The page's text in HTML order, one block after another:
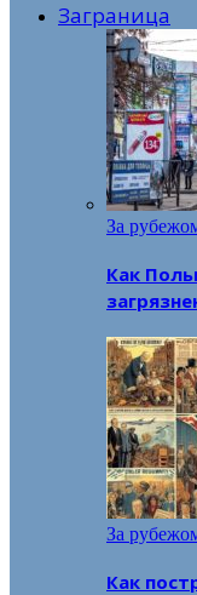
Заграница
За
Как
За
Как